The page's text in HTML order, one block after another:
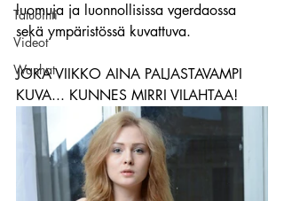
Tatuointi
Videot
Wanhat
luomuja ja luonnollisissa vgerdaossa
sekä ympäristössä kuvattuva.
JOKA VIIKKO AINA PALJASTAVAMPI
KUVA... KUNNES MIRRI VILAHTAA!